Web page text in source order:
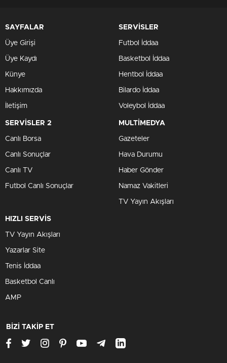
SAYFALAR
Üye Girişi
Üye Kaydı
Künye
Hakkımızda
İletişim
SERVİSLER
Futbol İddaa
Basketbol İddaa
Hentbol İddaa
Bilardo İddaa
Voleybol İddaa
SERVİSLER 2
Canlı Borsa
Canlı Sonuçlar
Canlı TV
Futbol Canlı Sonuçlar
MULTİMEDYA
Gazeteler
Hava Durumu
Haber Gönder
Namaz Vakitleri
TV Yayın Akışları
HIZLI SERVİS
TV Yayın Akışları
Yazarlar Site
Tenis İddaa
Basketbol Canlı
AMP
BİZİ TAKİP ET